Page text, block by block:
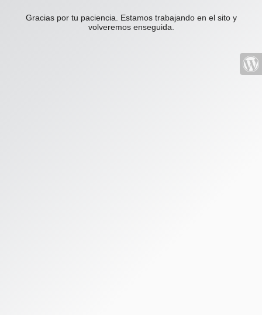
Gracias por tu paciencia. Estamos trabajando en el sito y
volveremos enseguida.